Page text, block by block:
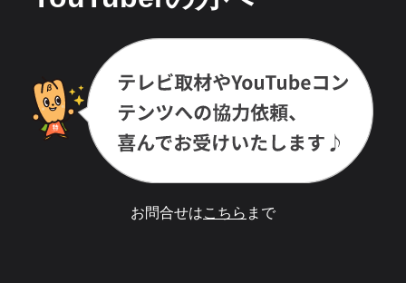
お問合せはこちら まで